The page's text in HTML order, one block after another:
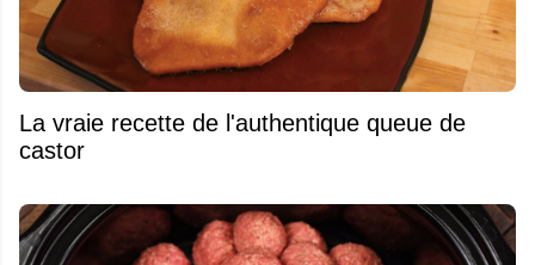
La vraie recette de l'authentique queue de
castor